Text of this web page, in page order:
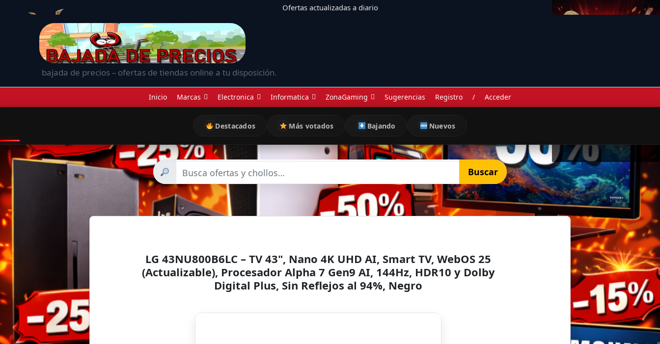
Ofertas actualizadas a diario
bajada de precios – ofertas de tiendas online a tu disposición.
Inicio Marcas Electronica Informatica ZonaGaming Sugerencias Registro / Acceder
Destacados Más votados Bajando Nuevos
Buscar
LG 43NU800B6LC – TV 43", Nano 4K UHD AI, Smart TV, WebOS 25
(Actualizable), Procesador Alpha 7 Gen9 AI, 144Hz, HDR10 y Dolby
Digital Plus, Sin Reflejos al 94%, Negro